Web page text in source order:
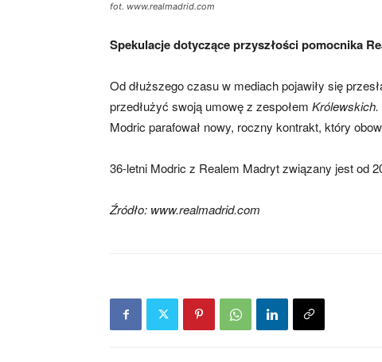
fot. www.realmadrid.com
Spekulacje dotyczące przyszłości pomocnika
Od dłuższego czasu w mediach pojawiły się
przedłużyć swoją umowę z zespołem Królewskich.
Modric parafował nowy, roczny kontrakt, który
36-letni Modric z Realem Madryt związany jest od
Źródło: www.realmadrid.com